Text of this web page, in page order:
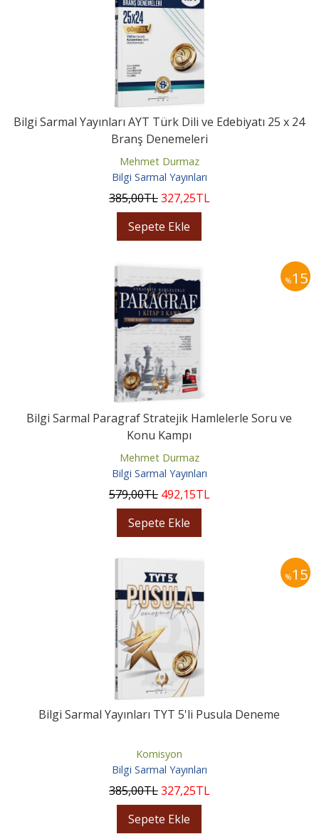
Bilgi Sarmal Yayınları AYT Türk Dili ve Edebiyatı 25 x 24
Branş Denemeleri
Mehmet Durmaz
Bilgi Sarmal Yayınları
385,00TL327,25TL
Sepete Ekle
%15
Bilgi Sarmal Paragraf Stratejik Hamlelerle Soru ve
Konu Kampı
Mehmet Durmaz
Bilgi Sarmal Yayınları
579,00TL 492,15TL
Sepete Ekle
%15
Bilgi Sarmal Yayınları TYT 5'li Pusula Deneme
Komisyon
Bilgi Sarmal Yayınları
385,00TL327,25TL
Sepete Ekle